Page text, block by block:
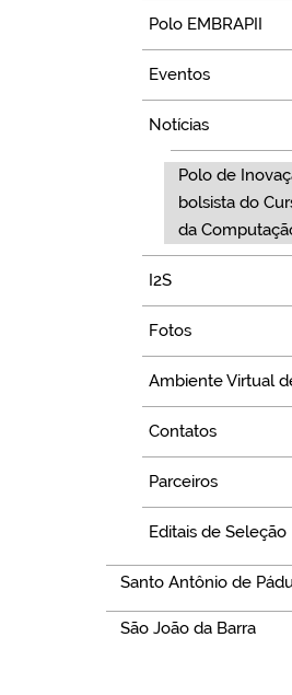
Polo EMBRAPII
Eventos
Notícias
Polo de
bolsista do
da
I2S
Fotos
Ambiente Virtual
Contatos
Parceiros
Editais de Seleção
Santo Antônio de
São João da Barra